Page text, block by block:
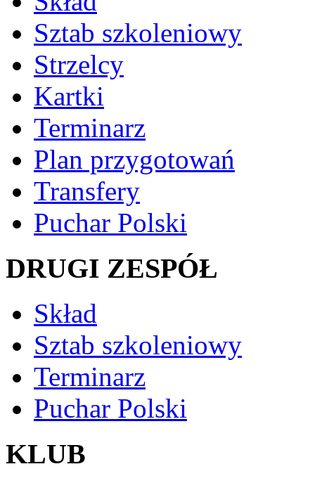
Sztab szkoleniowy
Strzelcy
Kartki
Terminarz
Plan przygotowań
Transfery
Puchar Polski
DRUGI ZESPÓŁ
Skład
Sztab szkoleniowy
Terminarz
Puchar Polski
KLUB